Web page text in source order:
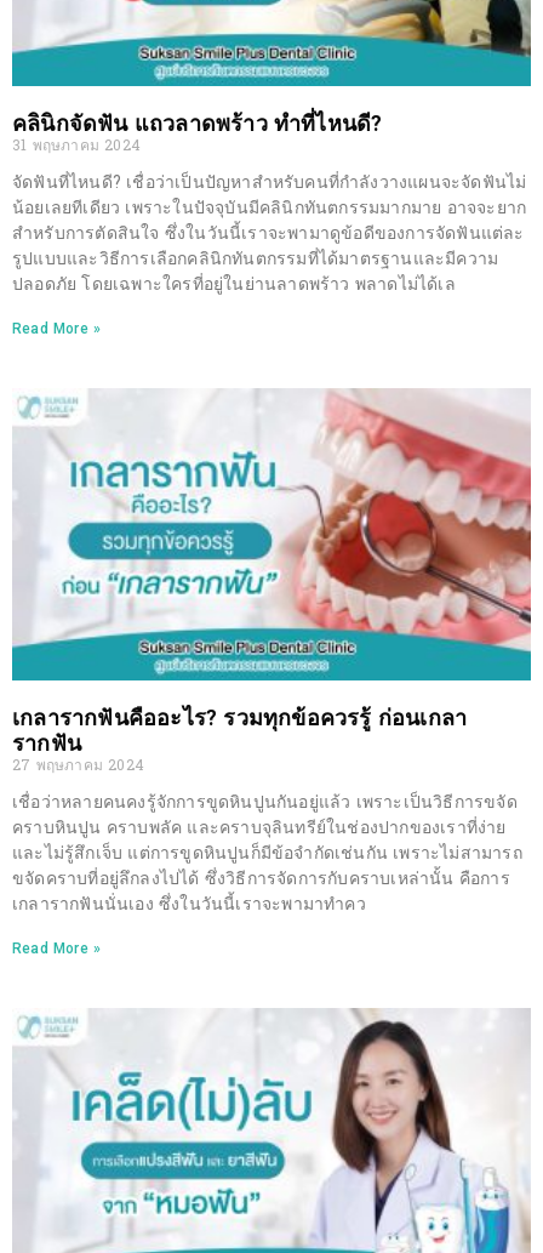
คลินิกจัดฟัน แถวลาดพร้าว ทำที่ไหนดี?
31 พฤษภาคม 2024
จัดฟันที่ไหนดี? เชื่อว่าเป็นปัญหาสำหรับคนที่กำลังวางแผนจะจัดฟันไม่
น้อยเลยทีเดียว เพราะในปัจจุบันมีคลินิกทันตกรรมมากมาย อาจจะยาก
สำหรับการตัดสินใจ ซึ่งในวันนี้เราจะพามาดูข้อดีของการจัดฟันแต่ละ
รูปแบบและวิธีการเลือกคลินิกทันตกรรมที่ได้มาตรฐานและมีความ
ปลอดภัย โดยเฉพาะใครที่อยู่ในย่านลาดพร้าว พลาดไม่ได้เล
Read More »
เกลารากฟันคืออะไร? รวมทุกข้อควรรู้ ก่อนเกลา
รากฟัน
27 พฤษภาคม 2024
เชื่อว่าหลายคนคงรู้จักการขูดหินปูนกันอยู่แล้ว เพราะเป็นวิธีการขจัด
คราบหินปูน คราบพลัค และคราบจุลินทรีย์ในช่องปากของเราที่ง่าย
และไม่รู้สึกเจ็บ แต่การขูดหินปูนก็มีข้อจำกัดเช่นกัน เพราะไม่สามารถ
ขจัดคราบที่อยู่ลึกลงไปได้ ซึ่งวิธีการจัดการกับคราบเหล่านั้น คือการ
เกลารากฟันนั่นเอง ซึ่งในวันนี้เราจะพามาทำคว
Read More »